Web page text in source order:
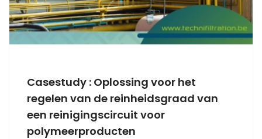
Casestudy : Oplossing voor het
regelen van de reinheidsgraad van
een reinigingscircuit voor
polymeerproducten